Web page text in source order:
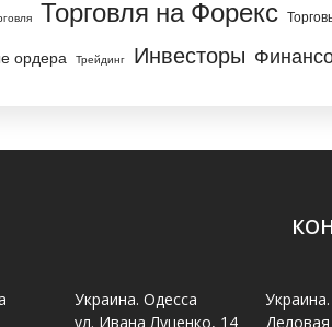
Торговля на Форекс
ордера Трейдинг Инвесторы
Украина. Одесса
ул. Ивана Луценко, 14